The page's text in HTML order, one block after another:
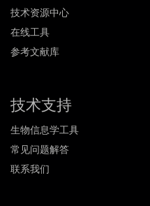
技术资源中心
在线工具
参考文献库
技术支持
生物信息学工具
常见问题解答
联系我们